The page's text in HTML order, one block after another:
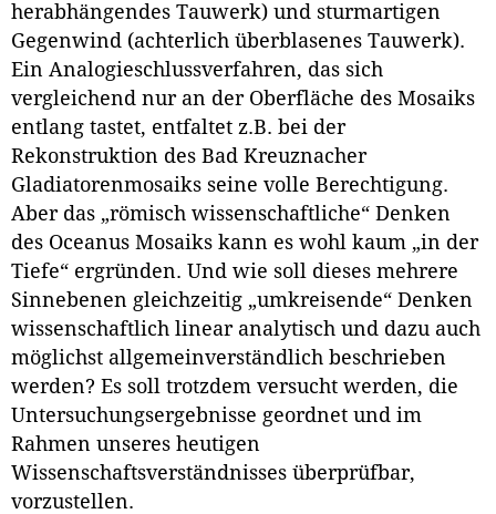
herabhängendes Tauwerk) und sturmartigen
Gegenwind (achterlich überblasenes Tauwerk).
Ein Analogieschlussverfahren, das sich
vergleichend nur an der Oberfläche des Mosaiks
entlang tastet, entfaltet z.B. bei der
Rekonstruktion des Bad Kreuznacher
Gladiatorenmosaiks seine volle Berechtigung.
Aber das „römisch wissenschaftliche“ Denken
des Oceanus Mosaiks kann es wohl kaum „in der
Tiefe“ ergründen. Und wie soll dieses mehrere
Sinnebenen gleichzeitig „umkreisende“ Denken
wissenschaftlich linear analytisch und dazu auch
möglichst allgemeinverständlich beschrieben
werden? Es soll trotzdem versucht werden, die
Untersuchungsergebnisse geordnet und im
Rahmen unseres heutigen
Wissenschaftsverständnisses überprüfbar,
vorzustellen.